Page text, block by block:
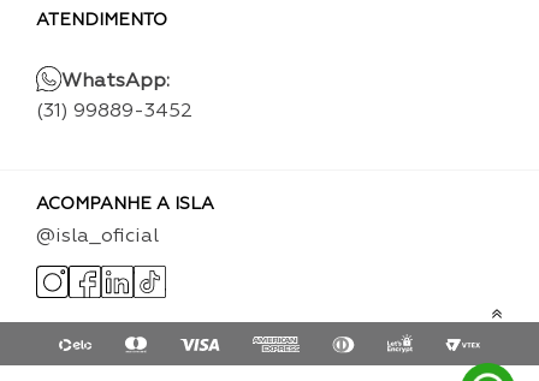
ATENDIMENTO
WhatsApp:
(31) 99889-3452
ACOMPANHE A ISLA
@isla_oficial